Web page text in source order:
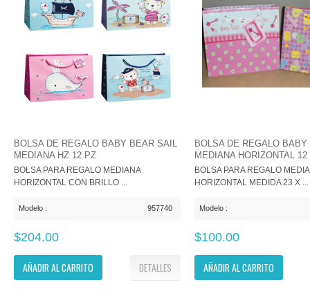
BOLSA DE REGALO BABY BEAR SAIL
MEDIANA HZ 12 PZ
BOLSA PARA REGALO MEDIANA
HORIZONTAL CON BRILLO ...
Modelo : 957740
$204.00
DETALLES
AÑADIR AL CARRITO
BOLSA DE REGALO BABY
MEDIANA HORIZONTAL 12
BOLSA PARA REGALO
HORIZONTAL MEDIDA 23 X ...
Modelo :
$100.00
AÑADIR AL CARRITO